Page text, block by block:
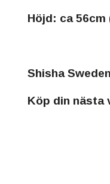
Höjd: ca 56cm
Shisha Sweden
Köp din nästa